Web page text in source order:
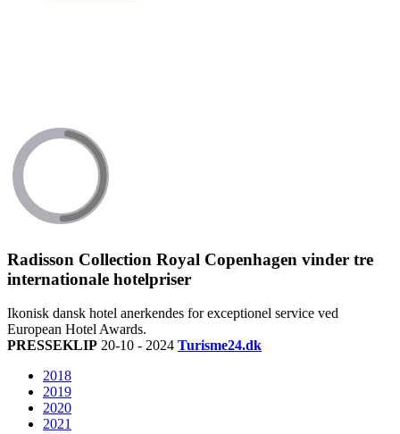
Radisson Collection Royal Copenhagen vinder tre
internationale hotelpriser
Ikonisk dansk hotel anerkendes for exceptionel service ved
European Hotel Awards.
PRESSEKLIP 20-10 - 2024 Turisme24.dk
2018
2019
2020
2021